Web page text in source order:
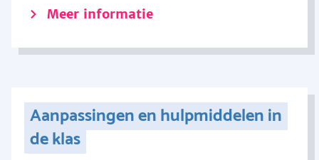
Meer informatie
Aanpassingen en hulpmiddelen in
de klas